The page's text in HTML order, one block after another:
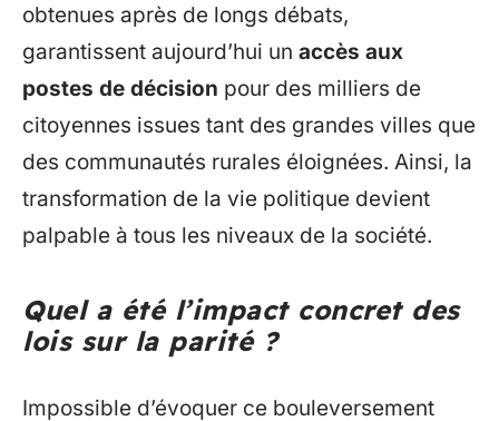
obtenues après de longs débats,
garantissent aujourd’hui un accès aux
postes de décision pour des milliers de
citoyennes issues tant des grandes villes que
des communautés rurales éloignées. Ainsi, la
transformation de la vie politique devient
palpable à tous les niveaux de la société.
Quel a été l’impact concret des
lois sur la parité ?
Impossible d’évoquer ce bouleversement